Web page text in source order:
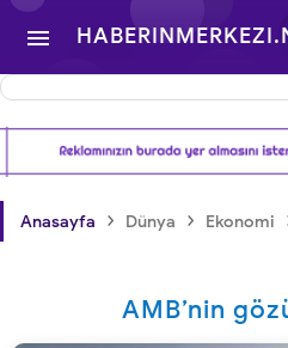

- TÜRKIYE VE
GÜNDEMINDEN
Anasayfa › Dünya › Ekonomi
AMB’nin